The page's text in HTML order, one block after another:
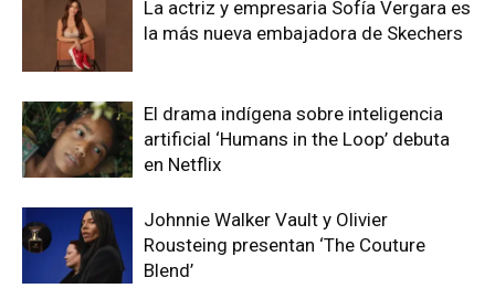
La actriz y empresaria Sofía Vergara es
la más nueva embajadora de Skechers
El drama indígena sobre inteligencia
artificial ‘Humans in the Loop’ debuta
en Netflix
Johnnie Walker Vault y Olivier
Rousteing presentan ‘The Couture
Blend’